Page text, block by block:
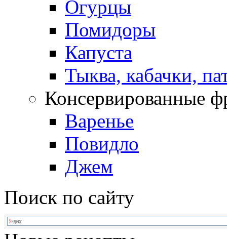
Огурцы
Помидоры
Капуста
Тыква, кабачки,
Консервированные
Варенье
Повидло
Джем
Поиск по сайту